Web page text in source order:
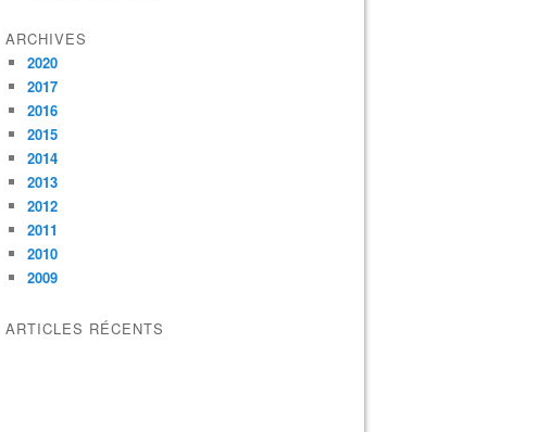
ARCHIVES
2020
2017
2016
2015
2014
2013
2012
2011
2010
2009
ARTICLES RÉCENTS